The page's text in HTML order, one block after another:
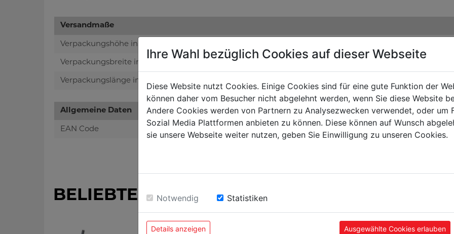
Versandmaße
Verpackungshöhe in mm
Verpackungsbreite in mm
Verpackungslänge in mm
Allgemeine Daten
EAN Code
BELIEBTE PRODUKTE
Ihre Wahl bezüglich Cookies auf dieser Webseite
Diese Website nutzt Cookies. Einige Cookies sind für eine gute Funktion der
können daher vom Besucher nicht abgelehnt werden, wenn Sie diese Website
Andere Cookies werden von Partnern zu Analysezwecken verwendet, oder um
Sozial Media Plattformen anbieten zu können. Diese können auf Wunsch
sie unsere Webseite weiter nutzen, geben Sie Einwilligung zu unseren Cookies.
Notwendig Statistiken
Details anzeigen Ausgewählte Cookies erlauben